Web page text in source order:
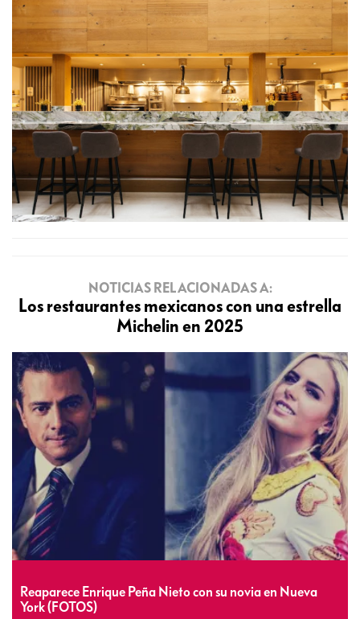
NOTICIAS RELACIONADAS A:
Los restaurantes mexicanos con una estrella
Michelin en 2025
Reaparece Enrique Peña Nieto con su novia en Nueva
York (FOTOS)